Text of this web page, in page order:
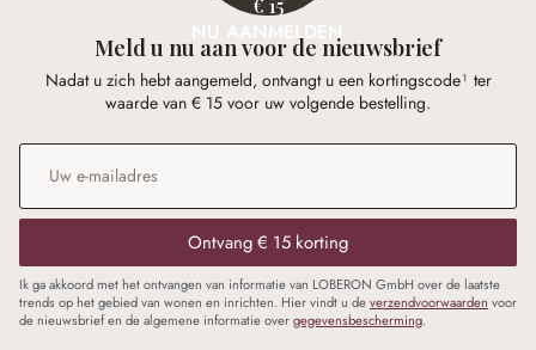
NU AANMELDEN
Meld u nu aan voor de nieuwsbrief
Nadat u zich hebt aangemeld, ontvangt u een kortingscode¹ ter
waarde van € 15 voor uw volgende bestelling.
E-mailadres
Ontvang € 15 korting
Ik ga akkoord met het ontvangen van informatie van LOBERON GmbH over de laatste
trends op het gebied van wonen en inrichten. Hier vindt u deverzendvoorwaarden voor
de nieuwsbrief en de algemene informatie overgegevensbescherming.